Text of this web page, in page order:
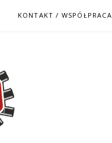
KONTAKT / WSPÓŁPRACA